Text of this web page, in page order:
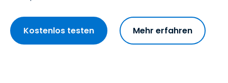
Kostenlos testen Mehr erfahren